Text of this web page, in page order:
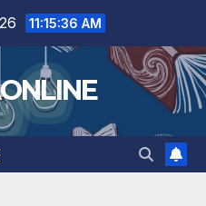
11:15:37 AM